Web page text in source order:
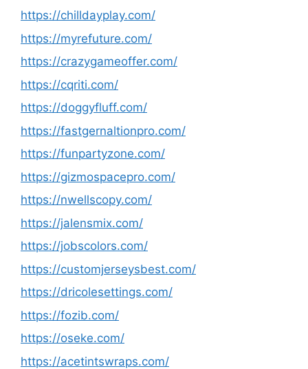
https://chilldayplay.com/
https://myrefuture.com/
https://crazygameoffer.com/
https://cqriti.com/
https://doggyfluff.com/
https://fastgernaltionpro.com/
https://funpartyzone.com/
https://gizmospacepro.com/
https://nwellscopy.com/
https://jalensmix.com/
https://jobscolors.com/
https://customjerseysbest.com/
https://dricolesettings.com/
https://fozib.com/
https://oseke.com/
https://acetintswraps.com/